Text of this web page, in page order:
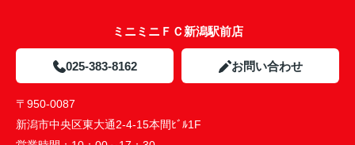
ミニミニＦＣ新潟駅前店
025-383-8162 お問い合わせ
〒950-0087
新潟市中央区東大通2-4-15本間ﾋﾞﾙ1F